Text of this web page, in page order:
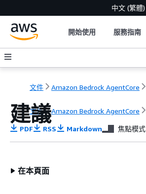
中文 (繁體)
開始使用 服務指南
文件 Amazon Bedrock AgentCore
文件 Amazon Bedrock AgentCore
建議
PDF RSS Markdown 焦點模式
在本頁面